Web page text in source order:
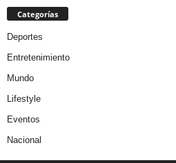
Categorías
Deportes
Entretenimiento
Mundo
Lifestyle
Eventos
Nacional